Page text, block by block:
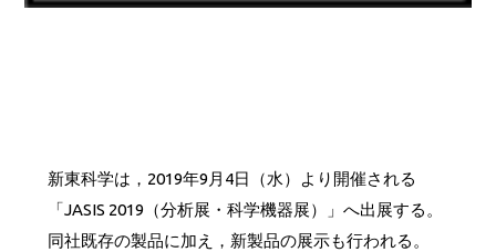
新東科学は，2019年9月4日（水）より開催される
「JASIS 2019（分析展・科学機器展）」へ出展する。
同社既存の製品に加え，新製品の展示も行われる。